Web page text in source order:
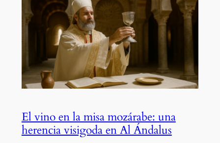
El vino en la misa mozárabe: una
herencia visigoda en Al Ándalus